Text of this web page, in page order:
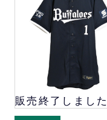
販売終了しました